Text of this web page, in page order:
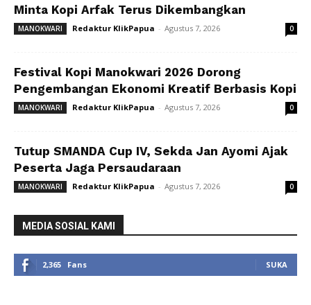
Minta Kopi Arfak Terus Dikembangkan
MANOKWARI Redaktur KlikPapua - Agustus 7, 2026 0
Festival Kopi Manokwari 2026 Dorong
Pengembangan Ekonomi Kreatif Berbasis Kopi
MANOKWARI Redaktur KlikPapua - Agustus 7, 2026 0
Tutup SMANDA Cup IV, Sekda Jan Ayomi Ajak
Peserta Jaga Persaudaraan
MANOKWARI Redaktur KlikPapua - Agustus 7, 2026 0
MEDIA SOSIAL KAMI
2,365 Fans SUKA